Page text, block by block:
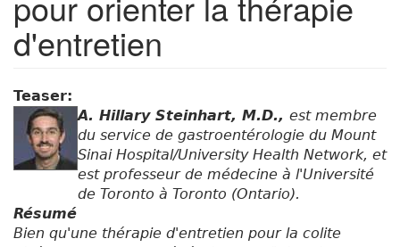
r
d'entretien
Teaser:
A. Hillary Steinhart, M.D., est membre
du service de gastroentérologie du Mount
Sinai Hospital/University Health Network, et
est professeur de médecine à l'Université
de Toronto à Toronto (Ontario).
Résumé
Bien qu'une thérapie d'entretien pour la colite